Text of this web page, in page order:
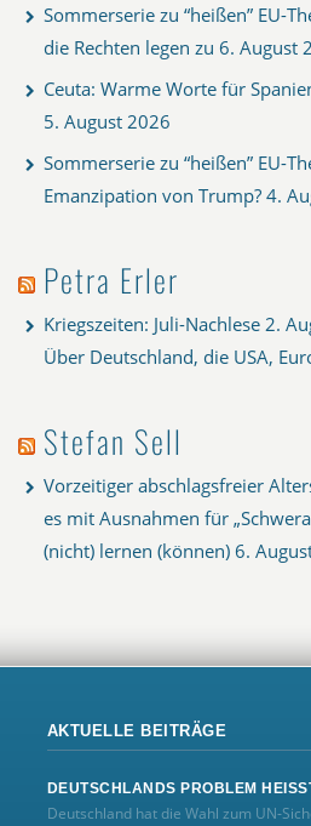
Sommerserie zu “heißen” EU-
die Rechten legen zu 6. August
Ceuta: Warme Worte für
5. August 2026
Sommerserie zu “heißen” EU-
Emanzipation von Trump? 4.
Petra Erler
Kriegszeiten: Juli-Nachlese 2.
Über Deutschland, die USA,
Stefan Sell
Vorzeitiger abschlagsfreier
es mit Ausnahmen für
(nicht) lernen (können) 6.
AKTUELLE BEITRÄGE
DEUTSCHLANDS PROBLEM
Deutschland hat die Wahl zum